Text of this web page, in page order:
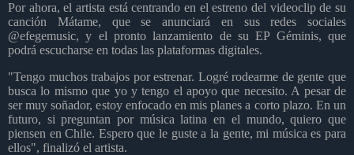
Por ahora, el artista está centrando en el estreno del videoclip de su
canción Mátame, que se anunciará en sus redes sociales
@efegemusic, y el pronto lanzamiento de su EP Géminis, que
podrá escucharse en todas las plataformas digitales.
"Tengo muchos trabajos por estrenar. Logré rodearme de gente que
busca lo mismo que yo y tengo el apoyo que necesito. A pesar de
ser muy soñador, estoy enfocado en mis planes a corto plazo. En un
futuro, si preguntan por música latina en el mundo, quiero que
piensen en Chile. Espero que le guste a la gente, mi música es para
ellos", finalizó el artista.